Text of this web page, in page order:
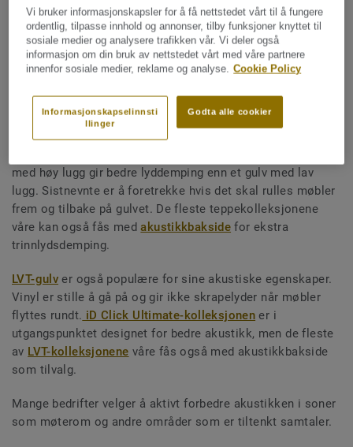
DEL
Med Tarketts kolleksjoner og tilvalg kan du finne effektive
akustikkløsninger for alle typer kontorer.
med høy lugg gir bedre lyddemping enn et gulv med lav
lugg. Sistnevnte er å foretrekke hvis det skal rulles møbler
frem og tilbake på gulvet. De fleste teppekolleksjonene
våre kan også fås medakustikkbakside for ekstra
trinnlydsdemping.
LVT-gulv er også populære for sine akustiske egenskaper.
Vinyl er stille å gå på og gir ikke skrapelyder når møbler
flyttes rundt. iD Click Ultimate-kolleksjonen er i
utgangspunktet designet for bedre akustikk, men de fleste
av LVT-kolleksjonene våre fås også med akustikkbakside
som tilvalg.
Mange bedrifter velger å aktivt forbedre akustikken i soner
som møterom og andre områder som er tiltenkt samtaler.
Vi bruker informasjonskapsler for å få nettstedet vårt til å fungere
ordentlig, tilpasse innhold og annonser, tilby funksjoner knyttet til
sosiale medier og analysere trafikken vår. Vi deler også
informasjon om din bruk av nettstedet vårt med våre partnere
innenfor sosiale medier, reklame og analyse. Cookie Policy
Godta alle cookier
Informasjonskapselinnsti
llinger